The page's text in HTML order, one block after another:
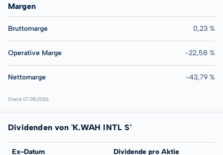
Margen
Bruttomarge 0,23 %
Operative Marge -22,58 %
Nettomarge -43,79 %
Stand 07.08.2026
Dividenden von 'K.WAH INTL S'
Ex-Datum Dividende pro Aktie